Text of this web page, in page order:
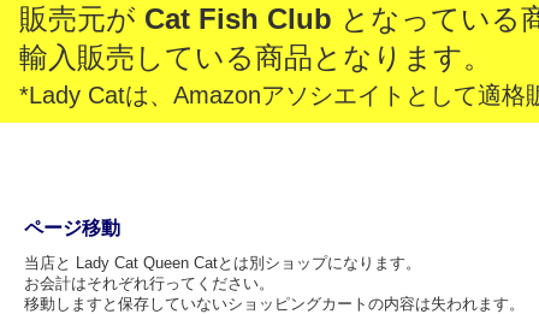
販売元が Cat Fish Club となっている
輸入販売している商品となります。
*Lady Catは、Amazonアソシエイトとして適格
ページ移動
当店と Lady Cat Queen Catとは別ショップになります。
お会計はそれぞれ行ってください。
移動しますと保存していないショッピングカートの内容は失われます。